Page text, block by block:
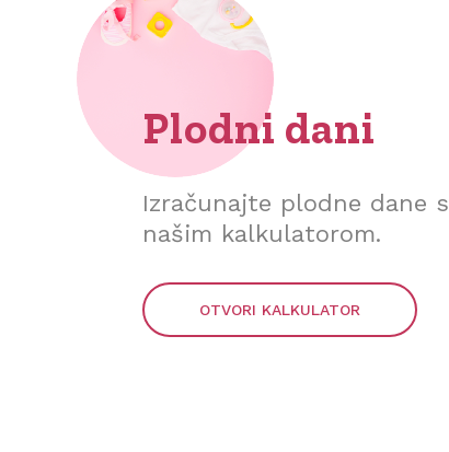
Plodni dani
Izračunajte plodne dane s
našim kalkulatorom.
OTVORI KALKULATOR